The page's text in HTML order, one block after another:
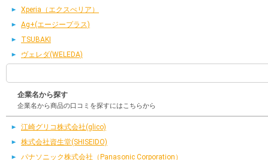
Xperia（エクスぺリア）
Ag+(エージープラス)
TSUBAKI
ヴェレダ(WELEDA)
企業名から探す
企業名から商品の口コミを探すにはこちらから
江崎グリコ株式会社(glico)
株式会社資生堂(SHISEIDO)
パナソニック株式会社（Panasonic Corporation）